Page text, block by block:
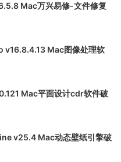
Mac万兴易修-文件修复
Mac图像处理软
Mac平面设计cdr软件破
v25.4 Mac动态壁纸引擎破